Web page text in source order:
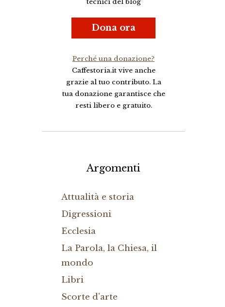
tecnici del blog
Dona ora
Perché una donazione?
Caffestoria.it vive anche
grazie al tuo contributo. La
tua donazione garantisce che
resti libero e gratuito.
Argomenti
Attualità e storia
Digressioni
Ecclesia
La Parola, la Chiesa, il
mondo
Libri
Scorte d'arte